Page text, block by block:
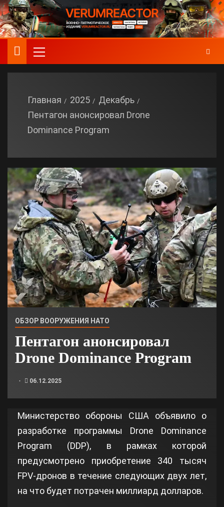
Главная 2025
Декабрь
Пентагон анонсировал Drone
Dominance Program
ОБЗОР ВООРУЖЕНИЯ НАТО
Пентагон анонсировал
Drone Dominance Program
06.12.2025
Министерство обороны США объявило о
разработке программы Drone Dominance
Program (DDP), в рамках которой
предусмотрено приобретение 340 тысяч
FPV-дронов в течение следующих двух лет,
на что будет потрачен миллиард долларов.